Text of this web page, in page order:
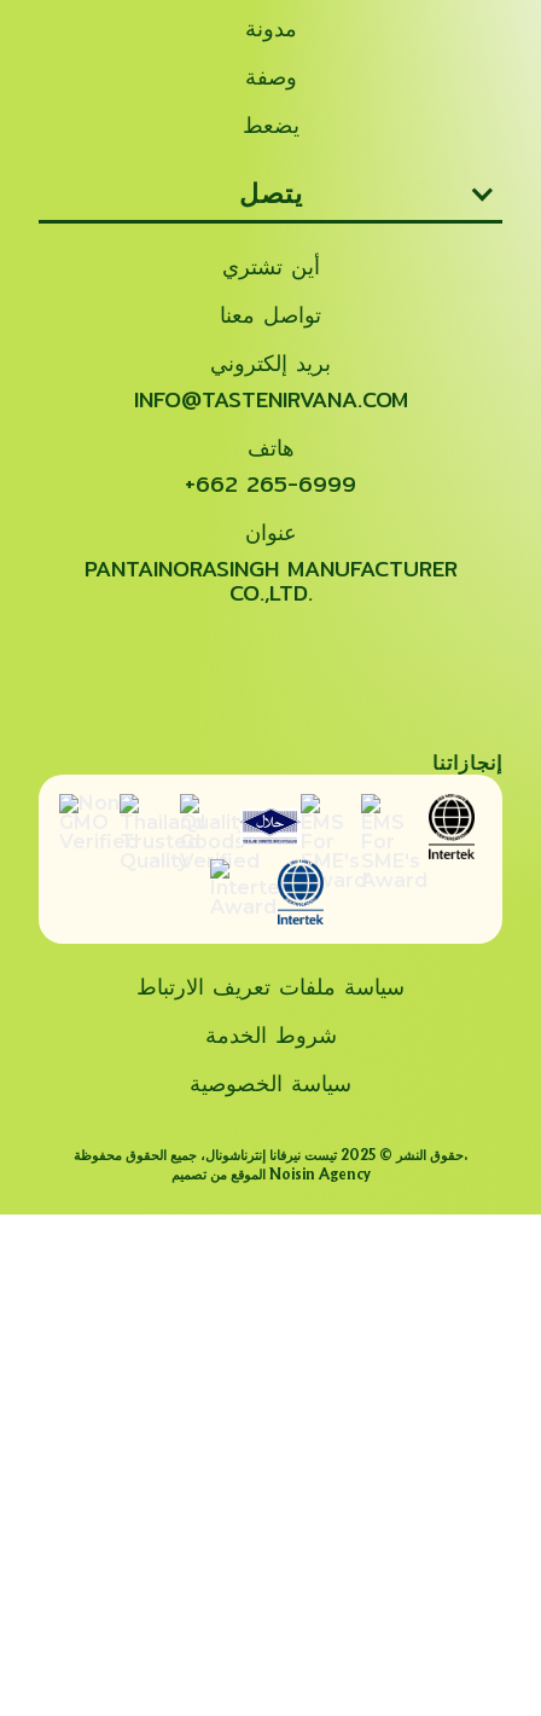
مدونة
وصفة
يضعط
يتصل
أين تشتري
تواصل معنا
بريد إلكتروني
INFO@TASTENIRVANA.COM
هاتف
+662 265-6999
عنوان
PANTAINORASINGH MANUFACTURER
CO.,LTD.
إنجازاتنا
سياسة ملفات تعريف الارتباط
شروط الخدمة
سياسة الخصوصية
حقوق النشر © 2025 تيست نيرفانا إنترناشونال، جميع الحقوق محفوظة.
الموقع من تصميم Noisin Agency